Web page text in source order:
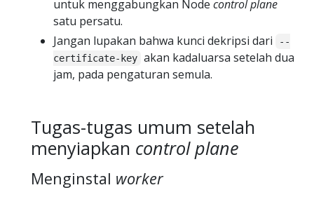
untuk menggabungkan Node control plane
satu persatu.
Jangan lupakan bahwa kunci dekripsi dari
--
certificate-key akan kadaluarsa setelah dua
jam, pada pengaturan semula.
Tugas-tugas umum setelah
menyiapkan control plane
Menginstal worker